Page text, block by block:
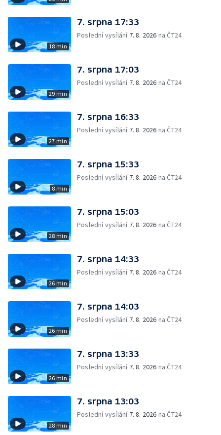
18 min
7. srpna 17:33
Poslední vysílání 7. 8. 2026 na ČT24
29 min
7. srpna 17:03
Poslední vysílání 7. 8. 2026 na ČT24
27 min
7. srpna 16:33
Poslední vysílání 7. 8. 2026 na ČT24
8 min
7. srpna 15:33
Poslední vysílání 7. 8. 2026 na ČT24
28 min
7. srpna 15:03
Poslední vysílání 7. 8. 2026 na ČT24
26 min
7. srpna 14:33
Poslední vysílání 7. 8. 2026 na ČT24
26 min
7. srpna 14:03
Poslední vysílání 7. 8. 2026 na ČT24
26 min
7. srpna 13:33
Poslední vysílání 7. 8. 2026 na ČT24
28 min
7. srpna 13:03
Poslední vysílání 7. 8. 2026 na ČT24